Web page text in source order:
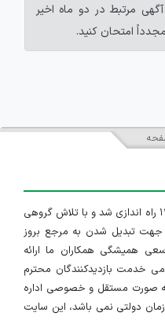
مرتبط در دو ماه اخیر
امتحان کنید.
سایت ایران استخدام در تاریخ ۱۳۹۱/۱/۱۰ راه اندازی شد و با تلاش گروهی
جهت تبدیل شدن به مرجع بروز
همیشگی همکاران ما ارائه
خدمت بازدیدکنندگان محترم
صورت مستقل و خصوصی اداره
دولتی نمی باشد، این سایت